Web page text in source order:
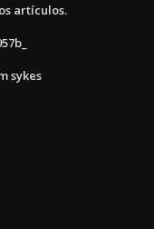
artículos.
sykes